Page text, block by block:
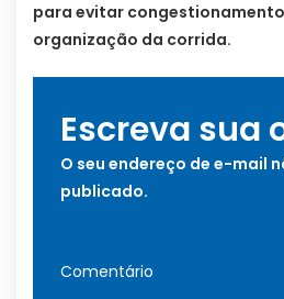
para evitar
organização da corrida.
Escreva sua
O seu endereço de e-mail
publicado.
Comentário